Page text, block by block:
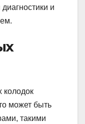
и
колодок
может быть
такими